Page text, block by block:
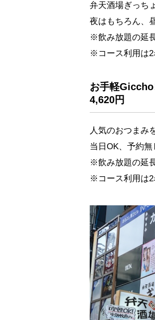
弁天酒場ぎっち
夜はもちろん、
※飲み放題の延
※コース利用は2
お手軽Giccho
4,620円
人気のおつまみ
当日OK、予約
※飲み放題の延
※コース利用は2